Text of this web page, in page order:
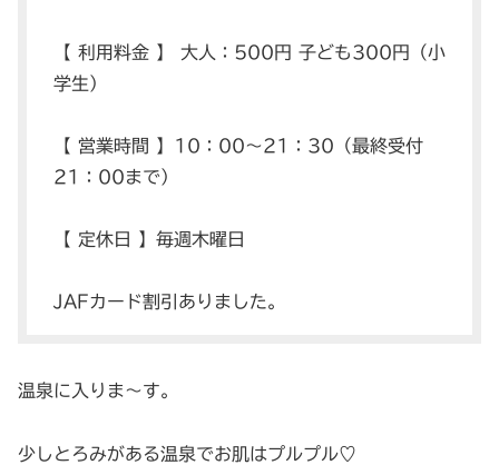
【 利用料金 】 大人：500円 子ども300円（小
学生）
【 営業時間 】10：00〜21：30（最終受付
21：00まで）
【 定休日 】毎週木曜日
JAFカード割引ありました。
温泉に入りま〜す。
少しとろみがある温泉でお肌はプルプル♡